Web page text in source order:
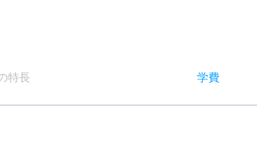
特長 学費